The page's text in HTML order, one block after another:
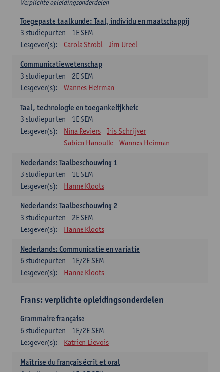
Verplichte opleidingsonderdelen
Toegepaste taalkunde: Taal, individu en maatschappij
1E SEM
3 studiepunten
Lesgever(s):
Carola Strobl Jim Ureel
Communicatiewetenschap
2E SEM
3 studiepunten
Lesgever(s):
Wannes Heirman
Taal, technologie en toegankelijkheid
1E SEM
3 studiepunten
Lesgever(s):
Nina Reviers
Iris Schrijver
Sabien Hanoulle
Wannes Heirman
Nederlands: Taalbeschouwing 1
1E SEM
3 studiepunten
Lesgever(s):
Hanne Kloots
Nederlands: Taalbeschouwing 2
2E SEM
3 studiepunten
Lesgever(s):
Hanne Kloots
Nederlands: Communicatie en variatie
1E/2E SEM
6 studiepunten
Lesgever(s):
Hanne Kloots
Frans: verplichte opleidingsonderdelen
Grammaire française
1E/2E SEM
6 studiepunten
Lesgever(s):
Katrien Lievois
Maîtrise du français écrit et oral